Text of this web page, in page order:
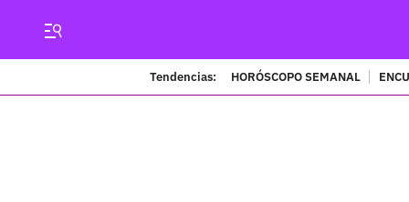
Tendencias: HORÓSCOPO SEMANAL